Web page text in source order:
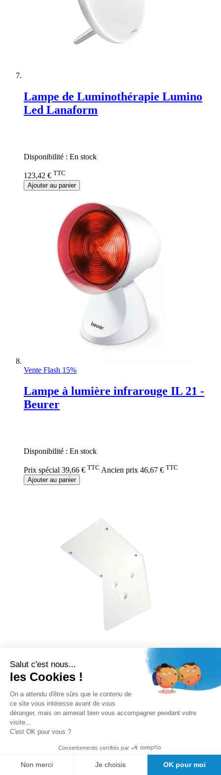
Lampe de Luminothérapie Lumino
Led Lanaform
Disponibilité : En stock
123,42 € TTC
Ajouter au panier
Vente Flash 15%
Lampe à lumière infrarouge IL 21 -
Beurer
Disponibilité : En stock
Prix spécial 39,66 € TTC Ancien prix 46,67 € TTC
Ajouter au panier
Équerre de fixation murale pour
lampe Lid
Rating:
0%
Disponibilité :
Ajouter au panier
Salut c'est nous...
les Cookies !
On a attendu d'être sûrs que le contenu de
ce site vous intéresse avant de vous
déranger, mais on aimerait bien vous accompagner pendant votre
visite...
C'est OK pour vous ?
Consentements certifiés par
Non merci Je choisis OK pour moi